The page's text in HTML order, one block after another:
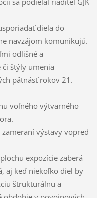
diela do
navzájom komunikujú.
odlišné a
štýly umenia
pätnásť rokov 21.
voľného výtvarného
výstavy vopred
expozície zaberá
aj keď niekoľko diel by
štrukturálnu a